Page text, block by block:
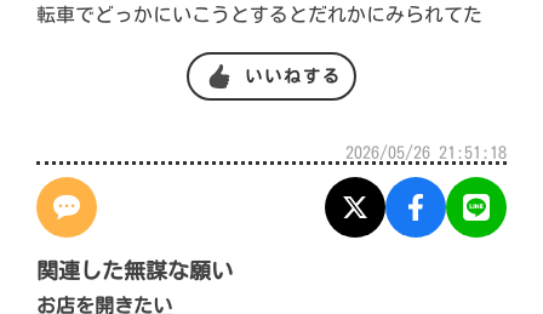
転車でどっかにいこうとするとだれかにみられてた
いいねする
2026/05/26 21:51:18
関連した無謀な願い
お店を開きたい